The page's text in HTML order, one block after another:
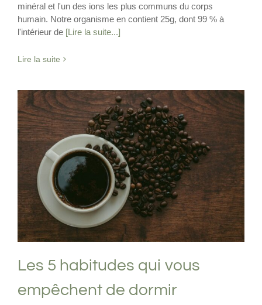
minéral et l'un des ions les plus communs du corps
humain. Notre organisme en contient 25g, dont 99 % à
l'intérieur de [Lire la suite...]
Lire la suite
Les 5 habitudes qui vous empêchent de
dormir
Café Sommeil
Les 5 habitudes qui vous
empêchent de dormir